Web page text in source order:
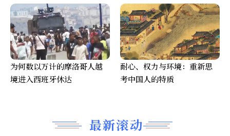
最新滚动
为何数以万计的摩洛哥人越
境进入西班牙休达
耐心、权力与环境：重新思
考中国人的特质